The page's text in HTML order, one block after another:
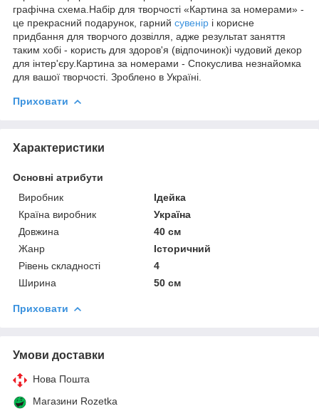
графічна схема.Набір для творчості «Картина за номерами» -
це прекрасний подарунок, гарний сувенір і корисне
придбання для творчого дозвілля, адже результат заняття
таким хобі - користь для здоров'я (відпочинок)і чудовий декор
для інтер'єру.Картина за номерами - Спокуслива незнайомка
для вашої творчості. Зроблено в Україні.
Приховати
Характеристики
Основні атрибути
Виробник
Ідейка
Країна виробник
Україна
Довжина
40 см
Жанр
Історичний
Рівень складності
4
Ширина
50 см
Приховати
Умови доставки
Нова Пошта
Магазини Rozetka